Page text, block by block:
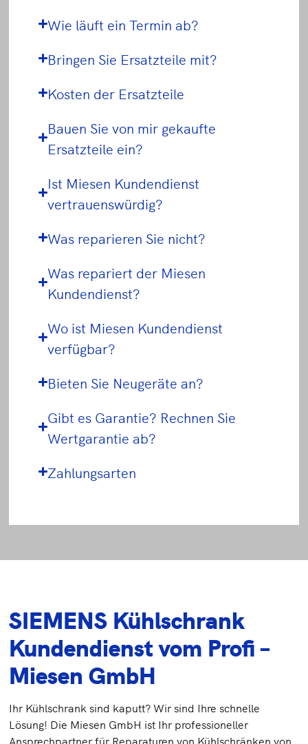
Wie läuft ein Termin ab?
Bringen Sie Ersatzteile mit?
Kosten der Ersatzteile
Bauen Sie von mir gekaufte
Ersatzteile ein?
Ist Miesen Kundendienst
vertrauenswürdig?
Was reparieren Sie nicht?
Was repariert der Miesen
Kundendienst?
Wo ist Miesen Kundendienst
verfügbar?
Bieten Sie Neugeräte an?
Gibt es Garantie? Rechnen Sie
Wertgarantie ab?
Zahlungsarten
SIEMENS Kühlschrank
Kundendienst vom Profi –
Miesen GmbH
Ihr Kühlschrank sind kaputt? Wir sind Ihre schnelle
Lösung! Die Miesen GmbH ist Ihr professioneller
Ansprechpartner für Reparaturen von Kühlschränken von